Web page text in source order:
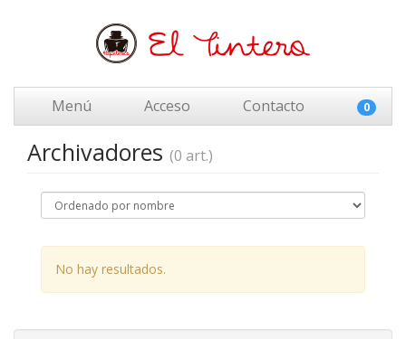
Menú Acceso Contacto 0
Archivadores (0 art.)
No hay resultados.